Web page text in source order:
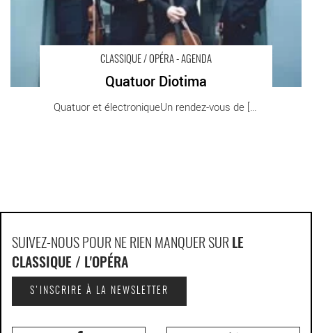
CLASSIQUE / OPÉRA - AGENDA
Quatuor Diotima
Quatuor et électroniqueUn rendez-vous de [...]
SUIVEZ-NOUS POUR NE RIEN MANQUER SUR LE
CLASSIQUE / L'OPÉRA
S'INSCRIRE À LA NEWSLETTER